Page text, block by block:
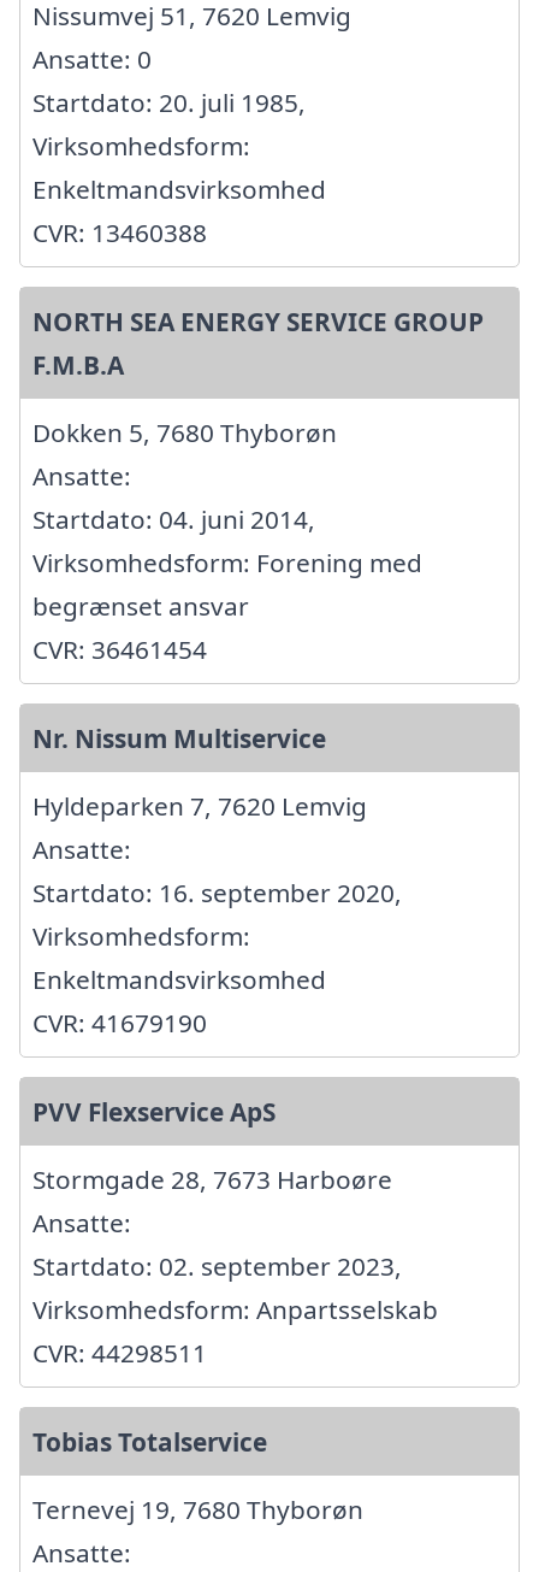
Nissumvej 51, 7620 Lemvig
Ansatte: 0
Startdato: 20. juli 1985,
Virksomhedsform:
Enkeltmandsvirksomhed
CVR: 13460388
NORTH SEA ENERGY SERVICE GROUP
F.M.B.A
Dokken 5, 7680 Thyborøn
Ansatte:
Startdato: 04. juni 2014,
Virksomhedsform: Forening med
begrænset ansvar
CVR: 36461454
Nr. Nissum Multiservice
Hyldeparken 7, 7620 Lemvig
Ansatte:
Startdato: 16. september 2020,
Virksomhedsform:
Enkeltmandsvirksomhed
CVR: 41679190
PVV Flexservice ApS
Stormgade 28, 7673 Harboøre
Ansatte:
Startdato: 02. september 2023,
Virksomhedsform: Anpartsselskab
CVR: 44298511
Tobias Totalservice
Ternevej 19, 7680 Thyborøn
Ansatte: